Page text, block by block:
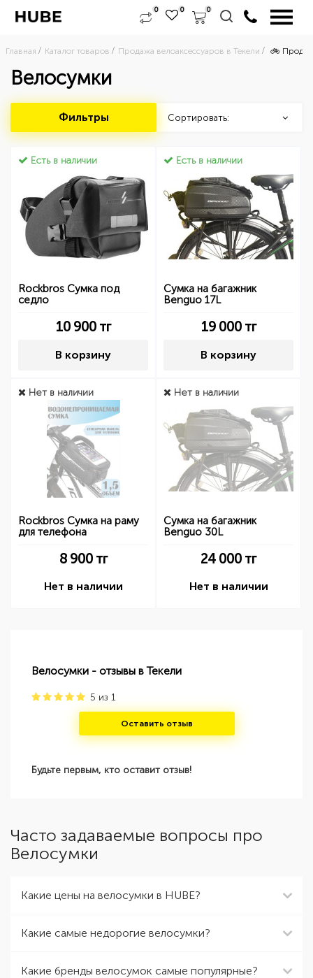
0 0 0
Главная Каталог товаров Продажа велоаксессуаров в Текели 🚲
Велосумки
Фильтры Сортировать:
Есть в наличии
Rockbros Сумка под
седло
10 900тг
В корзину
Есть в наличии
Сумка на багажник
Benguo 17L
19 000тг
В корзину
Нет в наличии
Rockbros Сумка на раму
для телефона
8 900тг
Нет в наличии
Нет в наличии
Сумка на багажник
Benguo 30L
24 000 тг
Нет в наличии
Велосумки - отзывы в Текели
5 из 1
Оставить отзыв
Будьте первым, кто оставит отзыв!
Часто задаваемые вопросы про
Велосумки
Какие цены на велосумки в HUBE?
Какие самые недорогие велосумки?
Какие бренды велосумок самые популярные?